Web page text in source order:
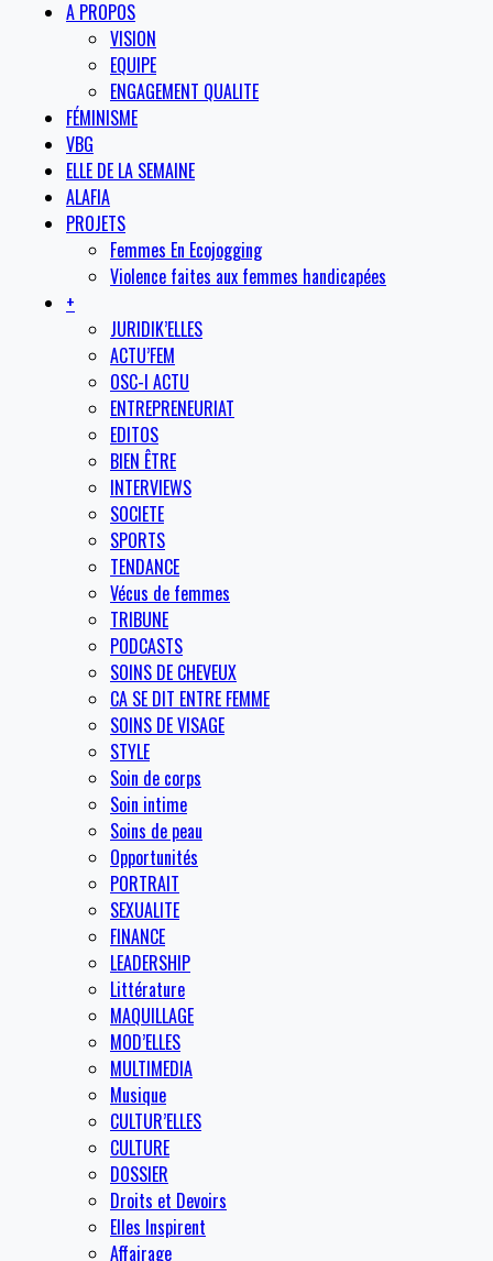
A PROPOS
VISION
EQUIPE
ENGAGEMENT QUALITE
FÉMINISME
VBG
ELLE DE LA SEMAINE
ALAFIA
PROJETS
Femmes En Ecojogging
Violence faites aux femmes handicapées
+
JURIDIK’ELLES
ACTU’FEM
OSC-I ACTU
ENTREPRENEURIAT
EDITOS
BIEN ÊTRE
INTERVIEWS
SOCIETE
SPORTS
TENDANCE
Vécus de femmes
TRIBUNE
PODCASTS
SOINS DE CHEVEUX
CA SE DIT ENTRE FEMME
SOINS DE VISAGE
STYLE
Soin de corps
Soin intime
Soins de peau
Opportunités
PORTRAIT
SEXUALITE
FINANCE
LEADERSHIP
Littérature
MAQUILLAGE
MOD’ELLES
MULTIMEDIA
Musique
CULTUR’ELLES
CULTURE
DOSSIER
Droits et Devoirs
Elles Inspirent
Affairage